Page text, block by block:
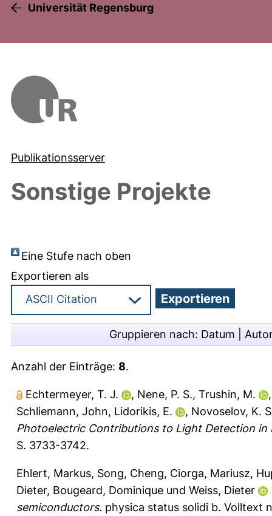
Universität Regensburg
Publikationsserver
Sonstige Projekte
Eine Stufe nach oben
Exportieren als
Gruppieren nach: Datum
Anzahl der Einträge: 8.
Echtermeyer, T. J. , Nene, P. S., Trushin, M.
Schliemann, John, Lidorikis, E. , Novoselov, K.
Photoelectric Contributions to Light Detection in
S. 3733-3742.
Ehlert, Markus, Song, Cheng, Ciorga, Mariusz,
Dieter, Bougeard, Dominique und Weiss, Dieter
semiconductors. physica status solidi b. Volltext